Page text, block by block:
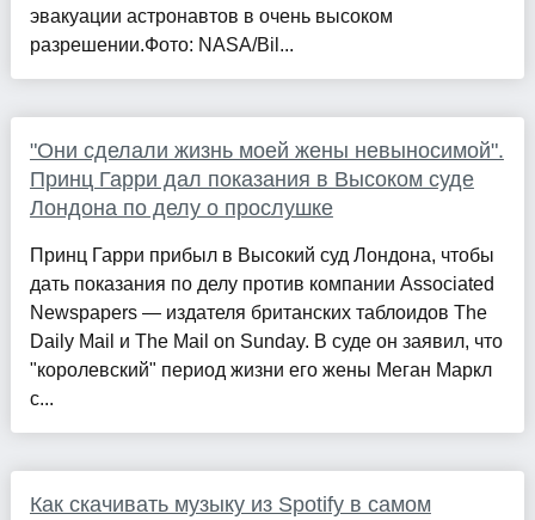
эвакуации астронавтов в очень высоком
разрешении.Фото: NASA/Bil...
"Они сделали жизнь моей жены невыносимой".
Принц Гарри дал показания в Высоком суде
Лондона по делу о прослушке
Принц Гарри прибыл в Высокий суд Лондона, чтобы
дать показания по делу против компании Associated
Newspapers — издателя британских таблоидов The
Daily Mail и The Mail on Sunday. В суде он заявил, что
"королевский" период жизни его жены Меган Маркл
с...
Как скачивать музыку из Spotify в самом